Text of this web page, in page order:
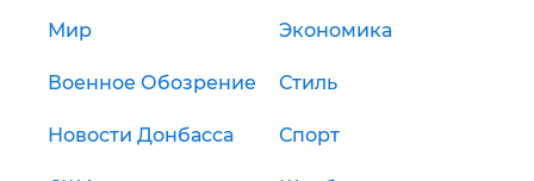
Мир Экономика
Военное Обозрение Стиль
Новости Донбасса Спорт